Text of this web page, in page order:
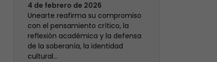
4 de febrero de 2026
Unearte reafirma su compromiso
con el pensamiento crítico, la
reflexión académica y la defensa
de la soberanía, la identidad
cultural…